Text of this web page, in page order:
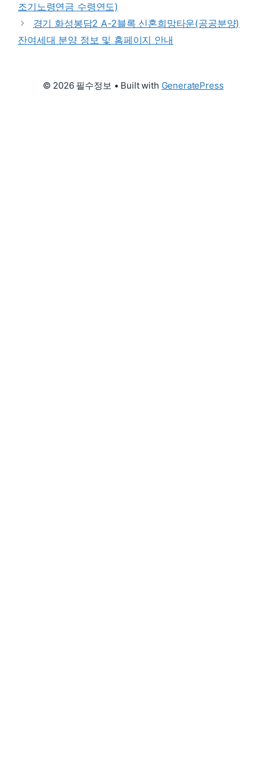
조기노령연금 수령연도)
경기 화성봉담2 A-2블록 신혼희망타운(공공분양)
잔여세대 분양 정보 및 홈페이지 안내
© 2026 필수정보 • Built with GeneratePress